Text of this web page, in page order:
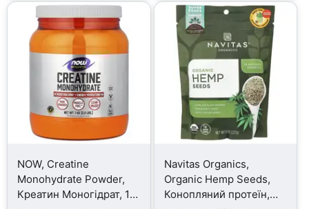
NOW, Creatine
Monohydrate Powder,
Креатин Моногідрат, 1
Navitas Organics,
Organic Hemp Seeds,
Конопляний протеїн,